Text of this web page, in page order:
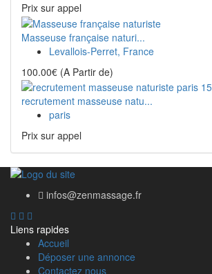
Prix ​​sur appel
Masseuse française naturi...
Levallois-Perret, France
100.00€ (A Partir de)
recrutement masseuse natu...
paris
Prix ​​sur appel
infos@zenmassage.fr
Liens rapides
Accueil
Déposer une annonce
Contactez nous